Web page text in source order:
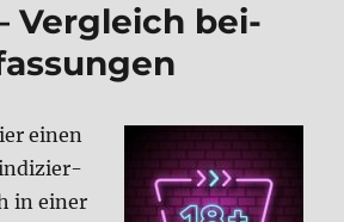
Ver­gleich bei­
einen
indi­zier­
in einer